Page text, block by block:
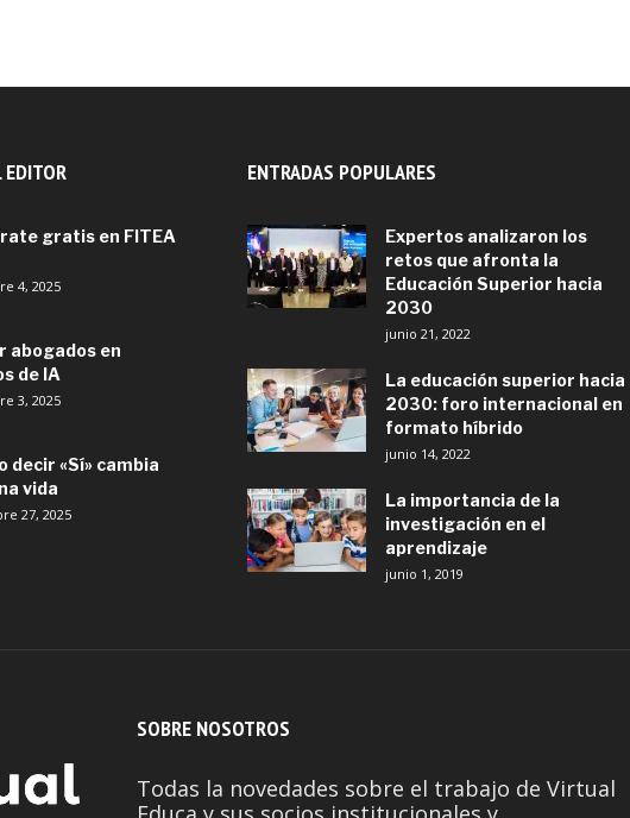
EDITOR
gratis en FITEA
4, 2025
abogados en
de IA
3, 2025
decir «Sí» cambia
vida
27, 2025
ENTRADAS POPULARES
Expertos analizaron los
retos que afronta la
Educación Superior hacia
2030
junio 21, 2022
La educación superior hacia
2030: foro internacional en
formato híbrido
junio 14, 2022
La importancia de la
investigación en el
aprendizaje
junio 1, 2019
SOBRE NOSOTROS
Todas la novedades sobre el trabajo de Virtual